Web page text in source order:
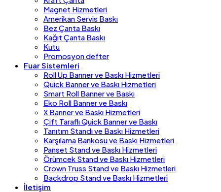
Magnet Hizmetleri
Amerikan Servis Baskı
Bez Çanta Baskı
Kağıt Çanta Baskı
Kutu
Promosyon defter
Fuar Sistemleri
Roll Up Banner ve Baskı Hizmetleri
Quick Banner ve Baskı Hizmetleri
Smart Roll Banner ve Baskı
Eko Roll Banner ve Baskı
X Banner ve Baskı Hizmetleri
Çift Taraflı Quick Banner ve Baskı
Tanıtım Standı ve Baskı Hizmetleri
Karşılama Bankosu ve Baskı Hizmetleri
Panset Stand ve Baskı Hizmetleri
Örümcek Stand ve Baskı Hizmetleri
Crown Truss Stand ve Baskı Hizmetleri
Backdrop Stand ve Baskı Hizmetleri
İletişim